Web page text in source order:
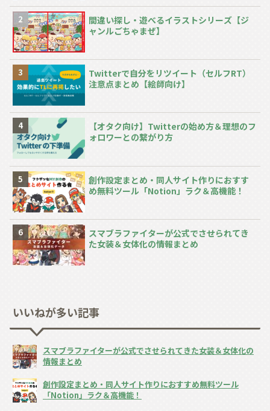
間違い探し・遊べるイラストシリーズ【ジ
ャンルごちゃまぜ】
Twitterで自分をリツイート（セルフRT）
注意点まとめ【絵師向け】
【オタク向け】Twitterの始め方＆理想のフ
ォロワーとの繋がり方
創作設定まとめ・同人サイト作りにおすす
め無料ツール「Notion」ラク＆高機能！
スマブラファイターが公式でさせられてき
た女装＆女体化の情報まとめ
いいねが多い記事
スマブラファイターが公式でさせられてきた女装＆女体化の
情報まとめ
創作設定まとめ・同人サイト作りにおすすめ無料ツール
「Notion」ラク＆高機能！